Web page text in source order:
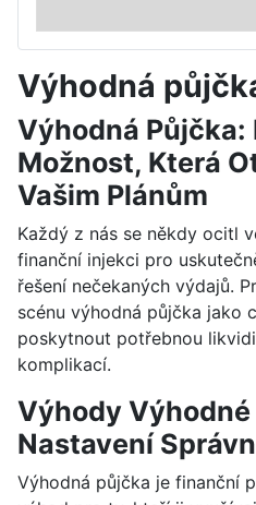
Výhodná
Výhodná Půjčka:
Možnost, Která
Vašim Plánům
Každý z nás se někdy ocitl
finanční injekci pro
řešení nečekaných výdajů.
scénu výhodná půjčka jako
poskytnout potřebnou
komplikací.
Výhody
Nastavení
Výhodná půjčka je finanční